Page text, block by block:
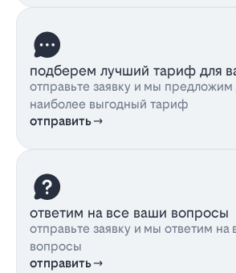
подберем лучший тариф для
отправьте заявку и мы предложим
наиболее выгодный тариф
отправить
ответим на все ваши вопросы
отправьте заявку и мы ответим на
вопросы
отправить